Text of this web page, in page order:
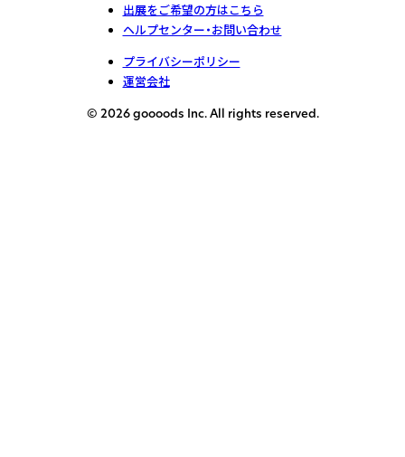
出展をご希望の方はこちら
ヘルプセンター・お問い合わせ
プライバシーポリシー
運営会社
© 2026 goooods Inc. All rights reserved.